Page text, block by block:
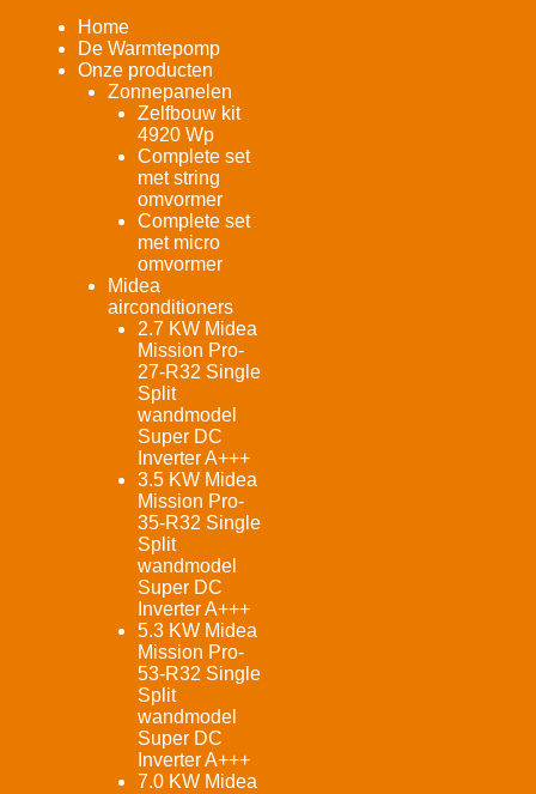
Home
De Warmtepomp
Onze producten
Zonnepanelen
Zelfbouw kit
4920 Wp
Complete set
met string
omvormer
Complete set
met micro
omvormer
Midea
airconditioners
2.7 KW Midea
Mission Pro-
27-R32 Single
Split
wandmodel
Super DC
Inverter A+++
3.5 KW Midea
Mission Pro-
35-R32 Single
Split
wandmodel
Super DC
Inverter A+++
5.3 KW Midea
Mission Pro-
53-R32 Single
Split
wandmodel
Super DC
Inverter A+++
7.0 KW Midea